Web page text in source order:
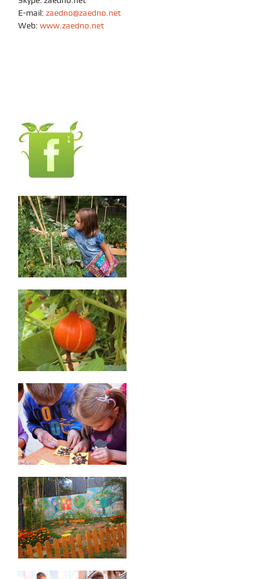
E-mail: zaedno@zaedno.net
Web: www.zaedno.net